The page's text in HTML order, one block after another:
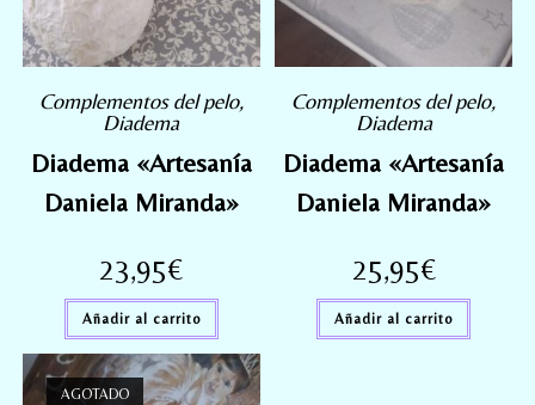
Complementos del pelo,
Diadema
Diadema «Artesanía
Daniela Miranda»
23,95€
Añadir al carrito
Complementos del pelo,
Diadema
Diadema «Artesanía
Daniela Miranda»
25,95€
Añadir al carrito
AGOTADO